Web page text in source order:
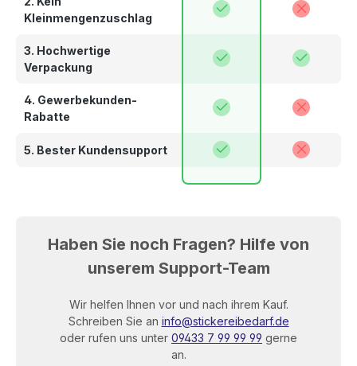
Kleinmengenzuschlag
3. Hochwertige
Verpackung
4. Gewerbekunden-
Rabatte
5. Bester Kundensupport
Haben Sie noch Fragen? Hilfe von
unserem Support-Team
Wir helfen Ihnen vor und nach ihrem Kauf.
Schreiben Sie an info@stickereibedarf.de
oder rufen uns unter 09433 7 99 99 99 gerne
an.